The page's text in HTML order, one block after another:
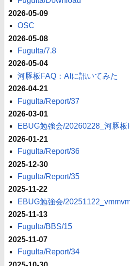
2026-05-09
OSC
2026-05-08
FuguIta/7.8
2026-05-04
河豚板FAQ：AIに訊いてみた
2026-04-21
FuguIta/Report/37
2026-03-01
EBUG勉強会/20260228_河豚板
2026-01-21
FuguIta/Report/36
2025-12-30
FuguIta/Report/35
2025-11-22
EBUG勉強会/
2025-11-13
FuguIta/BBS/15
2025-11-07
FuguIta/Report/34